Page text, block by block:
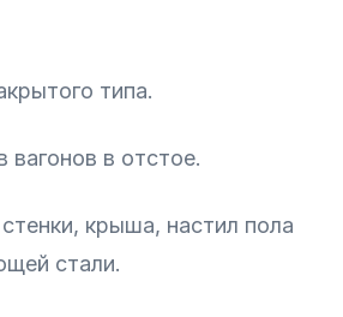
типа.
в отстое.
крыша, настил пола
стали.